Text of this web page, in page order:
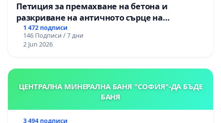
Петиция за премахване на бетона и
разкриване на античното сърце на
Могиланската могила във Враца
1 472 подписи
146 Подписи / 7 дни
2 Jun 2026
ЦЕНТРАЛНА МИНЕРАЛНА БАНЯ "СОФИЯ"-ДА БЪДЕ
БАНЯ
3 494 подписи